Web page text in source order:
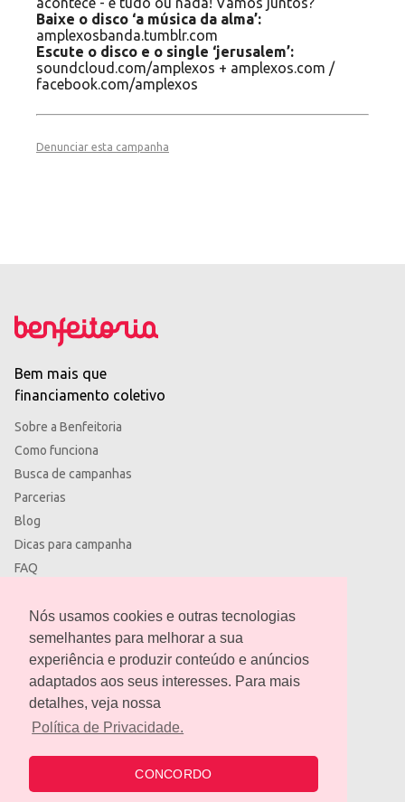
Nós usamos cookies e outras tecnologias
semelhantes para melhorar a sua
experiência e produzir conteúdo e anúncios
adaptados aos seus interesses. Para mais
detalhes, veja nossa
Política de Privacidade.
CONCORDO
Baixe o disco ‘a música da alma’:
amplexosbanda.tumblr.com
Escute o disco e o single ‘jerusalem’:
soundcloud.com/amplexos + amplexos.com /
facebook.com/amplexos
Denunciar esta campanha
Bem mais que
financiamento coletivo
Sobre a Benfeitoria
Como funciona
Busca de campanhas
Parcerias
Blog
Dicas para campanha
FAQ
Política de privacidade
contato@benfeitoria.com